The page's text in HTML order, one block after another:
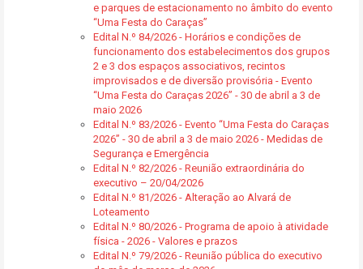
e parques de estacionamento no âmbito do evento
“Uma Festa do Caraças”
Edital N.º 84/2026 - Horários e condições de
funcionamento dos estabelecimentos dos grupos
2 e 3 dos espaços associativos, recintos
improvisados e de diversão provisória - Evento
“Uma Festa do Caraças 2026” - 30 de abril a 3 de
maio 2026
Edital N.º 83/2026 - Evento “Uma Festa do Caraças
2026” - 30 de abril a 3 de maio 2026 - Medidas de
Segurança e Emergência
Edital N.º 82/2026 - Reunião extraordinária do
executivo – 20/04/2026
Edital N.º 81/2026 - Alteração ao Alvará de
Loteamento
Edital N.º 80/2026 - Programa de apoio à atividade
física - 2026 - Valores e prazos
Edital N.º 79/2026 - Reunião pública do executivo